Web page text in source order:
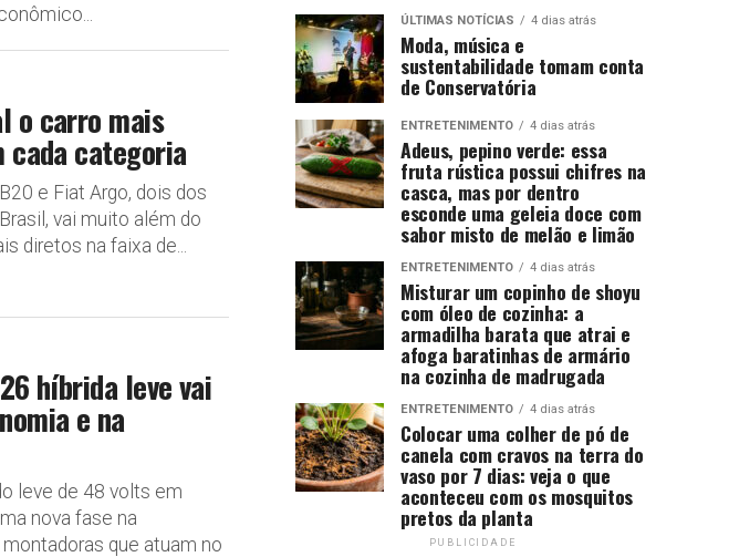
o carro mais
cada categoria
e Fiat Argo, dois dos
vai muito além do
diretos na faixa de...
híbrida leve vai
e na
leve de 48 volts em
nova fase na
que atuam no
ÚLTIMAS NOTÍCIAS 4 dias atrás
Moda, música e
sustentabilidade tomam conta
de Conservatória
ENTRETENIMENTO 4 dias atrás
Adeus, pepino verde: essa
fruta rústica possui chifres na
casca, mas por dentro
esconde uma geleia doce com
sabor misto de melão e limão
ENTRETENIMENTO 4 dias atrás
Misturar um copinho de shoyu
com óleo de cozinha: a
armadilha barata que atrai e
afoga baratinhas de armário
na cozinha de madrugada
ENTRETENIMENTO 4 dias atrás
Colocar uma colher de pó de
canela com cravos na terra do
vaso por 7 dias: veja o que
aconteceu com os mosquitos
pretos da planta
PUBLICIDADE